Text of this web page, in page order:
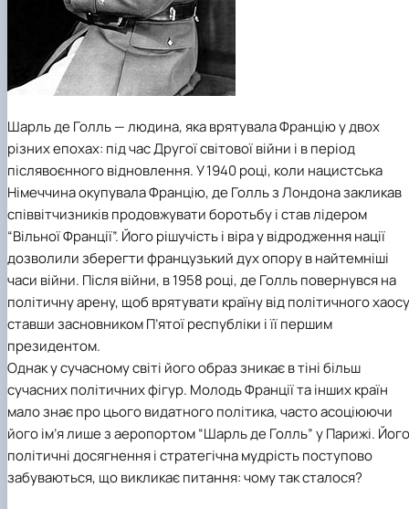
Шарль де Голль — людина, яка врятувала Францію у двох
різних епохах: під час Другої світової війни і в період
післявоєнного відновлення. У 1940 році, коли нацистська
Німеччина окупувала Францію, де Голль з Лондона закликав
співвітчизників продовжувати боротьбу і став лідером
“Вільної Франції”. Його рішучість і віра у відродження нації
дозволили зберегти французький дух опору в найтемніші
часи війни. Після війни, в 1958 році, де Голль повернувся на
політичну арену, щоб врятувати країну від політичного
ставши засновником П’ятої республіки і її першим
президентом.
Однак у сучасному світі його образ зникає в тіні більш
сучасних політичних фігур. Молодь Франції та інших країн
мало знає про цього видатного політика, часто асоціюючи
його ім’я лише з аеропортом “Шарль де Голль” у Парижі. Його
політичні досягнення і стратегічна мудрість поступово
забуваються, що викликає питання: чому так сталося?